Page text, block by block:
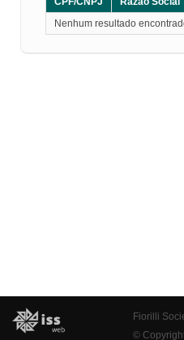
Nenhum resultado
Fiorilli
©